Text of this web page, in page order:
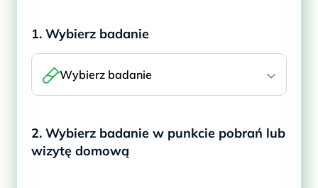
1. Wybierz badanie
Wybierz badanie
2. Wybierz badanie w punkcie pobrań lub
wizytę domową